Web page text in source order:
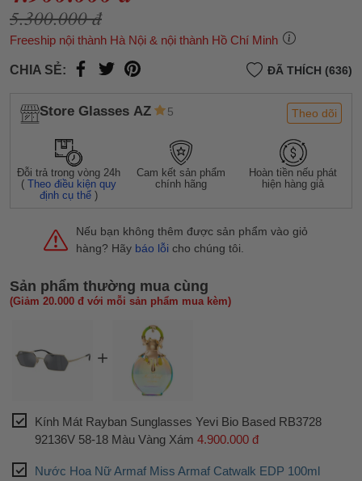
5.300.000 đ
Freeship nội thành Hà Nội & nội thành Hồ Chí Minh
CHIA SẺ: ĐÃ THÍCH (636)
Store Glasses AZ 5 Theo dõi
Đỗi trả trong vòng 24h
(Theo điều kiện quy
định cụ thể )
Cam kết sản phẩm
chính hãng
Hoàn tiền nếu phát
hiện hàng giả
Nếu bạn không thêm được sản phẩm vào giỏ
hàng? Hãy báo lỗi cho chúng tôi.
Sản phẩm thường mua cùng
(Giảm 20.000 đ với mỗi sản phẩm mua kèm)
Kính Mát Rayban Sunglasses Yevi Bio Based RB3728
92136V 58-18 Màu Vàng Xám 4.900.000 đ
Nước Hoa Nữ Armaf Miss Armaf Catwalk EDP 100ml